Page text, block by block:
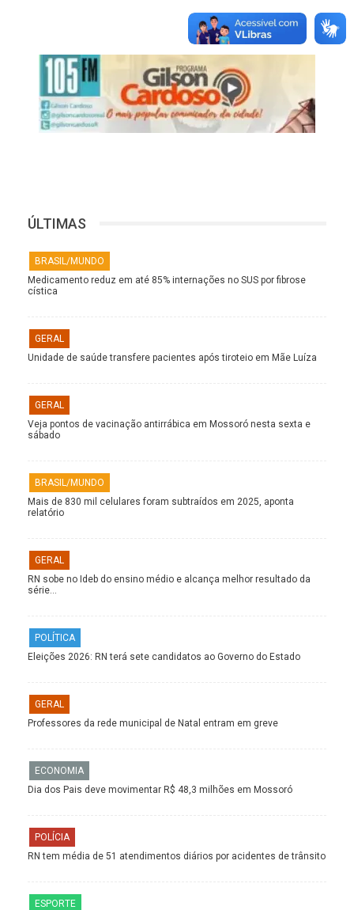
ÚLTIMAS
BRASIL/MUNDO
Medicamento reduz em até 85% internações no SUS por fibrose
cística
GERAL
Unidade de saúde transfere pacientes após tiroteio em Mãe Luíza
GERAL
Veja pontos de vacinação antirrábica em Mossoró nesta sexta e
sábado
BRASIL/MUNDO
Mais de 830 mil celulares foram subtraídos em 2025, aponta
relatório
GERAL
RN sobe no Ideb do ensino médio e alcança melhor resultado da
série…
POLÍTICA
Eleições 2026: RN terá sete candidatos ao Governo do Estado
GERAL
Professores da rede municipal de Natal entram em greve
ECONOMIA
Dia dos Pais deve movimentar R$ 48,3 milhões em Mossoró
POLÍCIA
RN tem média de 51 atendimentos diários por acidentes de trânsito
ESPORTE